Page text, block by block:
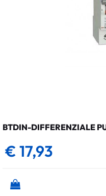
BTDIN-DIFFERENZIALE
€ 17,93
Quantità